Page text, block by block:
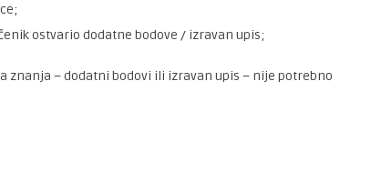
ostvario dodatne bodove / izravan upis;
znanja – dodatni bodovi ili izravan upis – nije potrebno